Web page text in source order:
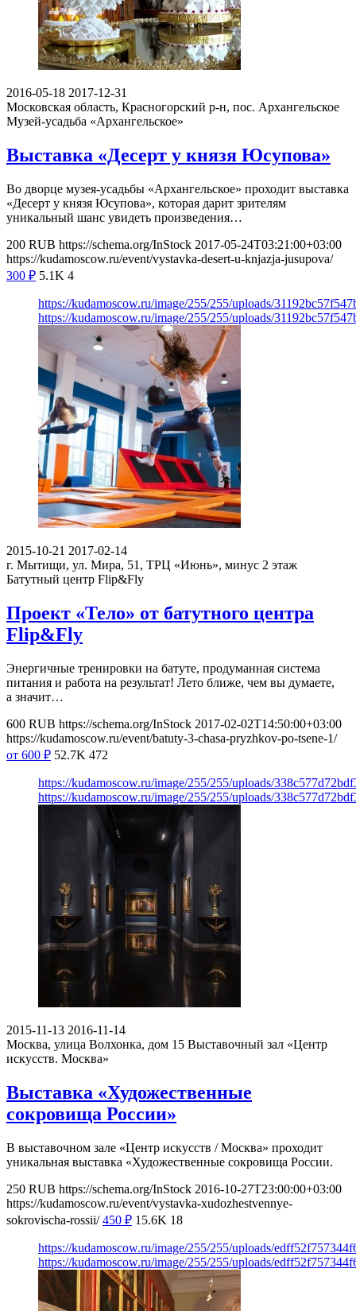
2016-05-18 2017-12-31
Московская область, Красногорский р-н, пос. Архангельское
Музей-усадьба «Архангельское»
Выставка «Десерт у князя Юсупова»
Во дворце музея-усадьбы «Архангельское» проходит выставка
«Десерт у князя Юсупова», которая дарит зрителям
уникальный шанс увидеть произведения…
200 RUB https://schema.org/InStock 2017-05-24T03:21:00+03:00
https://kudamoscow.ru/event/vystavka-desert-u-knjazja-jusupova/
300 ₽ 5.1K 4
https://kudamoscow.ru/image/255/255/uploads/
https://kudamoscow.ru/image/255/255/uploads/
2015-10-21 2017-02-14
г. Мытищи, ул. Мира, 51, ТРЦ «Июнь», минус 2 этаж
Батутный центр Flip&Fly
Проект «Тело» от батутного центра
Flip&Fly
Энергичные тренировки на батуте, продуманная система
питания и работа на результат! Лето ближе, чем вы думаете,
а значит…
600 RUB https://schema.org/InStock 2017-02-02T14:50:00+03:00
https://kudamoscow.ru/event/batuty-3-chasa-pryzhkov-po-tsene-1/
от 600 ₽ 52.7K 472
https://kudamoscow.ru/image/255/255/uploads/
https://kudamoscow.ru/image/255/255/uploads/
2015-11-13 2016-11-14
Москва, улица Волхонка, дом 15 Выставочный зал «Центр
искусств. Москва»
Выставка «Художественные
сокровища России»
В выставочном зале «Центр искусств / Москва» проходит
уникальная выставка «Художественные сокровища России.
250 RUB https://schema.org/InStock 2016-10-27T23:00:00+03:00
https://kudamoscow.ru/event/vystavka-xudozhestvennye-
sokrovischa-rossii/ 450 ₽ 15.6K 18
https://kudamoscow.ru/image/255/255/uploads/
https://kudamoscow.ru/image/255/255/uploads/